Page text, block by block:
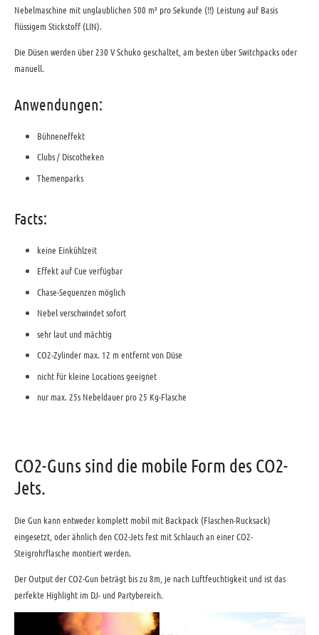
Nebelmaschine mit unglaublichen 500 m³ pro Sekunde (!!) Leistung auf Basis
flüssigem Stickstoff (LIN).
Die Düsen werden über 230 V Schuko geschaltet, am besten über Switchpacks oder
manuell.
Anwendungen:
Bühneneffekt
Clubs / Discotheken
Themenparks
Facts:
keine Einkühlzeit
Effekt auf Cue verfügbar
Chase-Sequenzen möglich
Nebel verschwindet sofort
sehr laut und mächtig
CO2-Zylinder max. 12 m entfernt von Düse
nicht für kleine Locations geeignet
nur max. 25s Nebeldauer pro 25 Kg-Flasche
CO2-Guns sind die mobile Form des CO2-
Jets.
Die Gun kann entweder komplett mobil mit Backpack (Flaschen-Rucksack)
eingesetzt, oder ähnlich den CO2-Jets fest mit Schlauch an einer CO2-
Steigrohrflasche montiert werden.
Der Output der CO2-Gun beträgt bis zu 8m, je nach Luftfeuchtigkeit und ist das
perfekte Highlight im DJ- und Partybereich.